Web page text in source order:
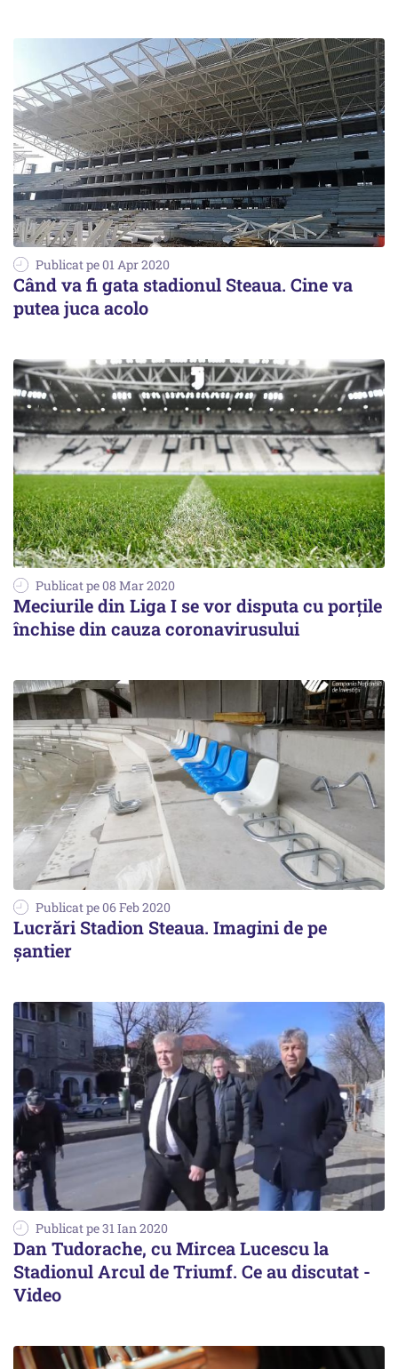
Publicat pe 01 Apr 2020
Când va fi gata stadionul Steaua. Cine va
putea juca acolo
Publicat pe 08 Mar 2020
Meciurile din Liga I se vor disputa cu porţile
închise din cauza coronavirusului
Publicat pe 06 Feb 2020
Lucrări Stadion Steaua. Imagini de pe
şantier
Publicat pe 31 Ian 2020
Dan Tudorache, cu Mircea Lucescu la
Stadionul Arcul de Triumf. Ce au discutat -
Video